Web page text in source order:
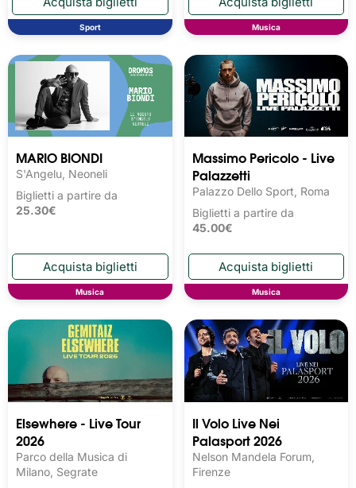
Sport Musica
MARIO BIONDI
S'Angelu, Neoneli
Biglietti a partire da
25.30€
Musica
Massimo Pericolo - Live
Palazzetti
Palazzo Dello Sport, Roma
Biglietti a partire da
45.00€
Musica
Elsewhere - Live Tour
2026
Parco della Musica di
Milano, Segrate
Il Volo Live Nei
Palasport 2026
Nelson Mandela Forum,
Firenze